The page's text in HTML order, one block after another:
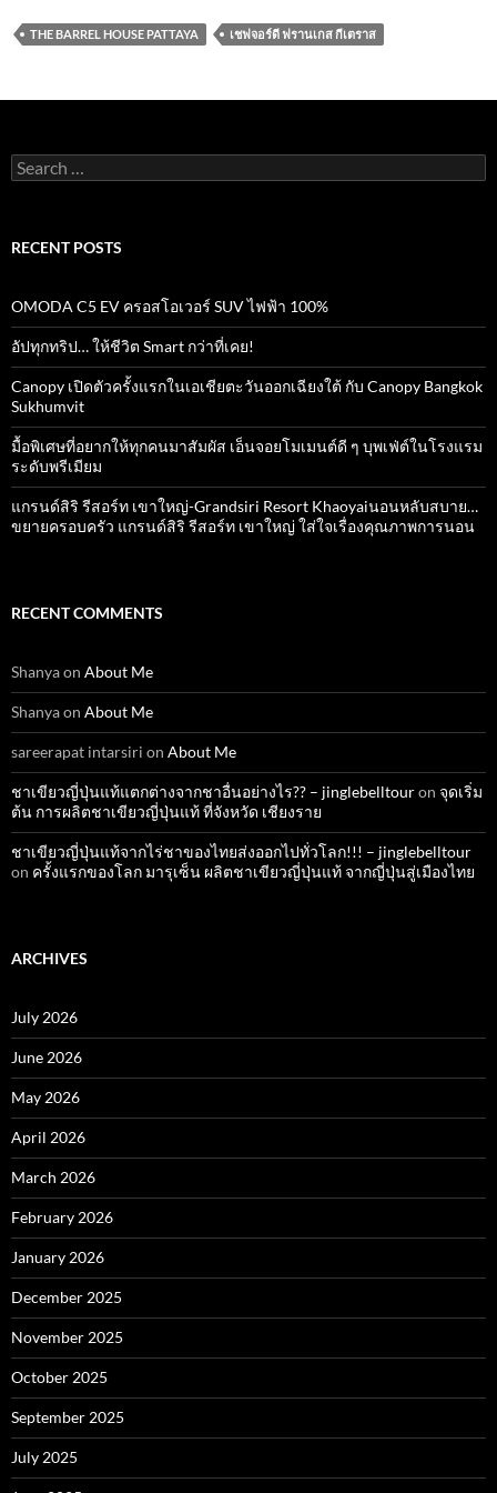
e
b
o
k
itt
er
ail at
s
A
p
e ar
e
THE BARREL HOUSE PATTAYA เชฟจอร์ดี ฟรานเกส กีเตราส
Search
for:
RECENT POSTS
OMODA C5 EV ครอสโอเวอร์ SUV ไฟฟ้า 100%
อัปทุกทริป… ให้ชีวิต Smart กว่าที่เคย!
Canopy เปิดตัวครั้งแรกในเอเชียตะวันออกเฉียงใต้ กับ Canopy Bangkok
Sukhumvit
มื้อพิเศษที่อยากให้ทุกคนมาสัมผัส เอ็นจอยโมเมนต์ดี ๆ บุพเฟ่ต์ในโรงแรม
ระดับพรีเมียม
แกรนด์สิริ​ รีสอร์ท​ เขาใหญ่​-Grandsiri​ Resort​ Khaoyaiนอนหลับสบาย…
ขยายครอบครัว แกรนด์สิริ รีสอร์ท เขาใหญ่ ใส่ใจเรื่องคุณภาพการนอน
RECENT COMMENTS
Shanyaon About Me
Shanyaon About Me
sareerapat intarsiri on About Me
ชาเขียวญี่ปุ่นแท้แตกต่างจากชาอื่นอย่างไร?? – jinglebelltouron จุดเริ่ม
ต้น การผลิตชาเขียวญี่ปุ่นแท้ ที่จังหวัด เชียงราย
ชาเขียวญี่ปุ่นแท้จากไร่ชาของไทยส่งออกไปทั่วโลก!!! – jinglebelltour
on ครั้งแรกของโลก มารุเซ็น ผลิตชาเขียวญี่ปุ่นแท้ จากญี่ปุ่นสู่เมืองไทย
ARCHIVES
July 2026
June 2026
May 2026
April 2026
March 2026
February 2026
January 2026
December 2025
November 2025
October 2025
September 2025
July 2025